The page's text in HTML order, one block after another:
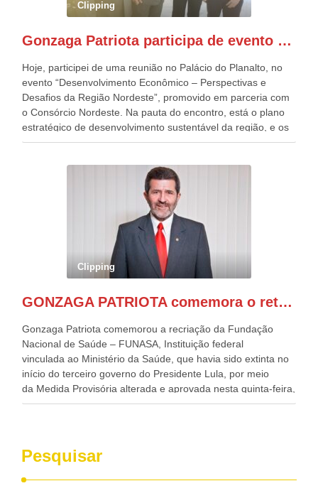
Independentes, dobrou na Esplanada. Eu, Lula e os
Patriota.
Clipping
Gonzaga Patriota participa de evento em prol do desenvolvimento do Nordeste
Hoje, participei de uma reunião no Palácio do Planalto, no
evento “Desenvolvimento Econômico – Perspectivas e
Desafios da Região Nordeste”, promovido em parceria com
o Consórcio Nordeste. Na pauta do encontro, está o plano
estratégico de desenvolvimento sustentável da região, e os
desafios para a elaboração de políticas públicas, que
evento contou com a presença do Vice-presidente Geraldo
Alckmin, que também ocupa o Ministério do
Desenvolvimento, Indústria, Comércio e Serviços, o ex
governador de Pernambuco, agora Presidente do Banco do
Nordeste, Paulo Câmara, o ex Deputado Federal, e
atualmente Superintendente da SUDENE, Danilo Cabral, da
Governadora de Pernambuco, Raquel Lyra, os ministros da
Casa Civil, Rui Costa, e da Integração e do Desenvolvimento
de todo Nordeste que também ajudam a fomentar o
Clipping
GONZAGA PATRIOTA comemora o retorno da FUNASA
Gonzaga Patriota comemorou a recriação da Fundação
Nacional de Saúde – FUNASA, Instituição federal
vinculada ao Ministério da Saúde, que havia sido extinta no
início do terceiro governo do Presidente Lula, por meio
da Medida Provisória alterada e aprovada nesta quinta-feira,
pelo Congresso Nacional. Gonzaga Patriota disse hoje em
desenvolvimento dos seus municípios e, somente o ano
passado, essa Fundação distribuiu mais de três bilhões de
reais, com suas maravilhosas ações, dentre alas, mais de
Pesquisar